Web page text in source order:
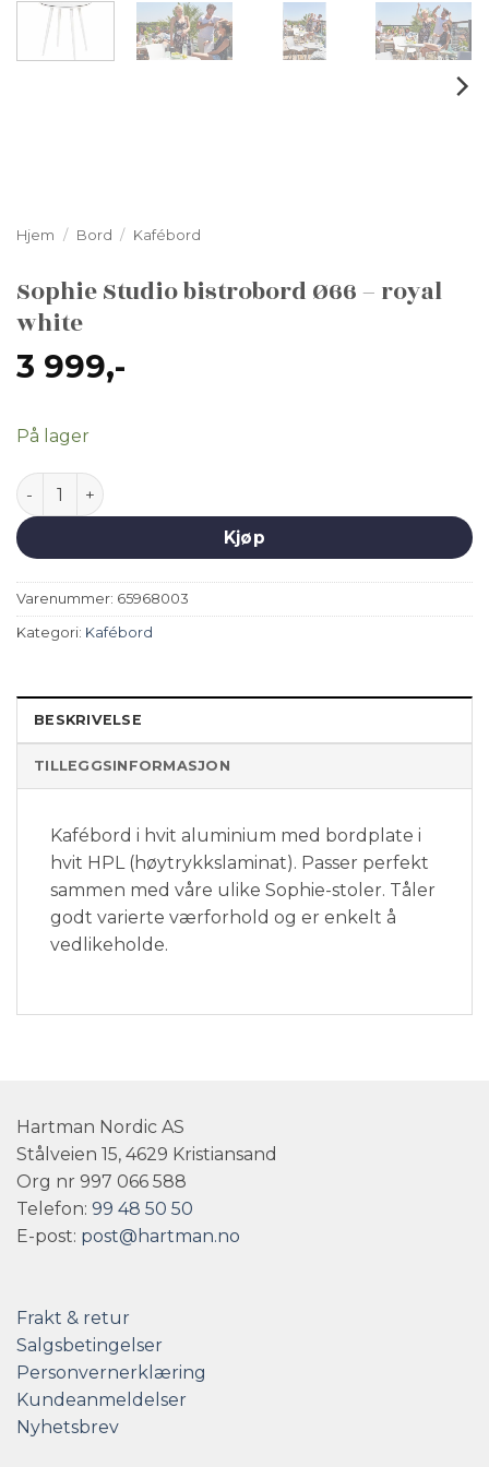
Hjem / Bord / Kafébord
Sophie Studio bistrobord Ø66 – royal
white
3 999,-
På lager
Sophie Studio bistrobord Ø66 - royal white antall
Kjøp
Varenummer: 65968003
Kategori: Kafébord
BESKRIVELSE
TILLEGGSINFORMASJON
Kafébord i hvit aluminium med bordplate i
hvit HPL (høytrykkslaminat). Passer perfekt
sammen med våre ulike Sophie-stoler. Tåler
godt varierte værforhold og er enkelt å
vedlikeholde.
Hartman Nordic AS
Stålveien 15, 4629 Kristiansand
Org nr 997 066 588
Telefon: 99 48 50 50
E-post: post@hartman.no
Frakt & retur
Salgsbetingelser
Personvernerklæring
Kundeanmeldelser
Nyhetsbrev